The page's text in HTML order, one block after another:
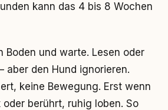
kann das 4 bis 8 Wochen
Boden und warte. Lesen oder
aber den Hund ignorieren.
keine Bewegung. Erst wenn
berührt, ruhig loben. So